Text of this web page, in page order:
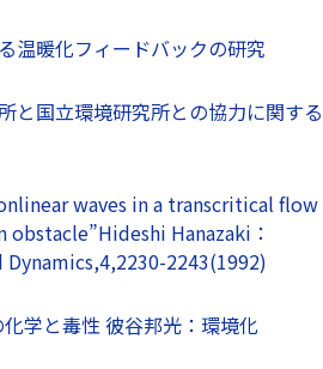
温暖化フィードバックの研究
と国立環境研究所との協力に関する
waves in a transcritical flow
Hanazaki：
2243(1992)
学と毒性 彼谷邦光：環境化